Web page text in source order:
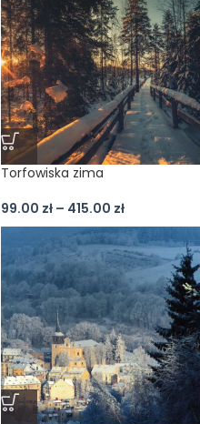
Torfowiska zima
99.00 zł – 415.00 zł